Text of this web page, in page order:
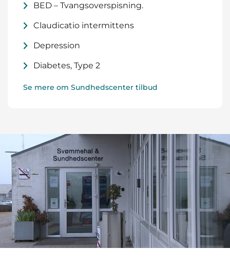
BED – Tvangsoverspisning.
Claudicatio intermittens
Depression
Diabetes, Type 2
Se mere om Sundhedscenter tilbud